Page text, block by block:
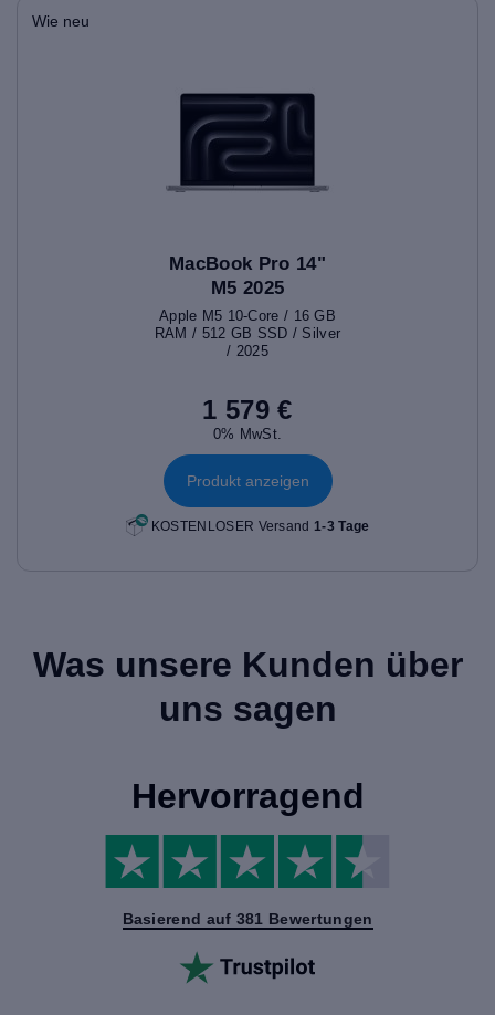
Wie neu
MacBook Pro 14"
M5 2025
Apple M5 10-Core / 16 GB
RAM / 512 GB SSD / Silver
/ 2025
1 579 €
0% MwSt.
Produkt anzeigen
KOSTENLOSER Versand1-3 Tage
Was unsere Kunden über
uns sagen
Hervorragend
Basierend auf 381 Bewertungen